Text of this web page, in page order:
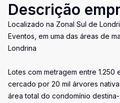
Descrição
Localizado na Zonal Sul de
Eventos, em uma das áreas de
Londrina
Lotes com metragem entre 1.250
cercado por 20 mil árvores
área total do condomínio